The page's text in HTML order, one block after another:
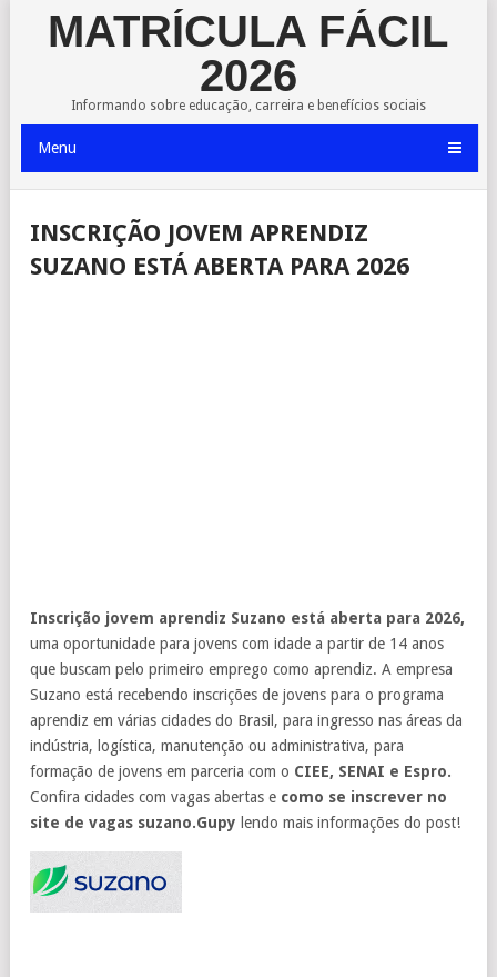
MATRÍCULA FÁCIL
2026
Informando sobre educação, carreira e benefícios sociais
Menu
INSCRIÇÃO JOVEM APRENDIZ
SUZANO ESTÁ ABERTA PARA 2026
Inscrição jovem aprendiz Suzano está aberta para 2026,
uma oportunidade para jovens com idade a partir de 14 anos
que buscam pelo primeiro emprego como aprendiz. A empresa
Suzano está recebendo inscrições de jovens para o programa
aprendiz em várias cidades do Brasil, para ingresso nas áreas da
indústria, logística, manutenção ou administrativa, para
formação de jovens em parceria com o CIEE, SENAI e Espro.
Confira cidades com vagas abertas e como se inscrever no
site de vagas suzano.Gupy lendo mais informações do post!